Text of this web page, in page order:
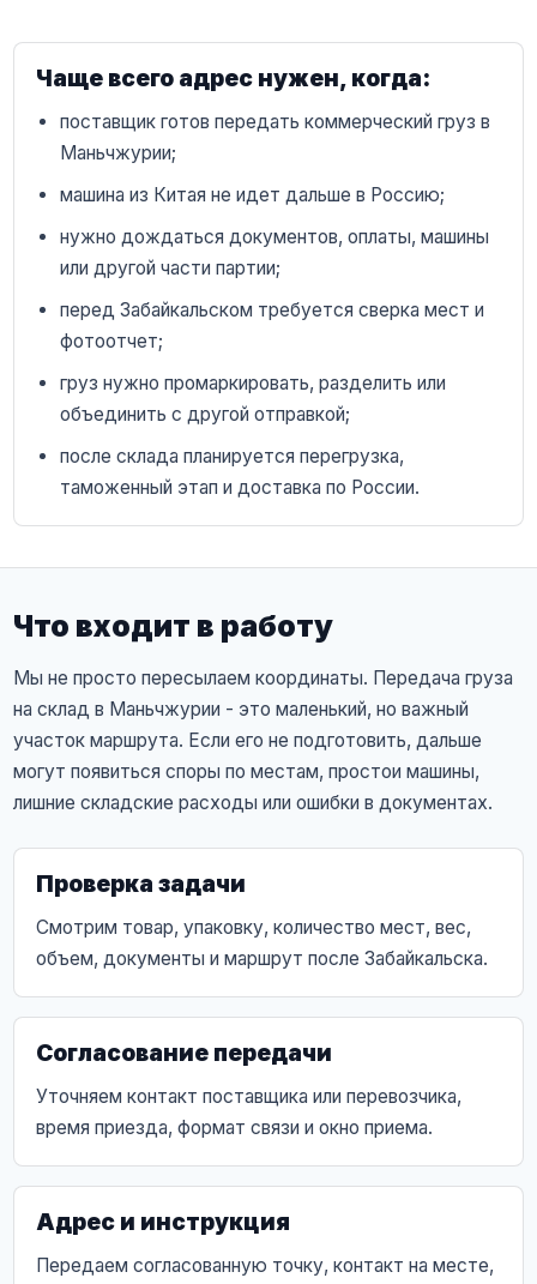
Чаще всего адрес нужен, когда:
поставщик готов передать коммерческий груз в
Маньчжурии;
машина из Китая не идет дальше в Россию;
нужно дождаться документов, оплаты, машины
или другой части партии;
перед Забайкальском требуется сверка мест и
фотоотчет;
груз нужно промаркировать, разделить или
объединить с другой отправкой;
после склада планируется перегрузка,
таможенный этап и доставка по России.
Что входит в работу
Мы не просто пересылаем координаты. Передача груза
на склад в Маньчжурии - это маленький, но важный
участок маршрута. Если его не подготовить, дальше
могут появиться споры по местам, простои машины,
лишние складские расходы или ошибки в документах.
Проверка задачи
Смотрим товар, упаковку, количество мест, вес,
объем, документы и маршрут после Забайкальска.
Согласование передачи
Уточняем контакт поставщика или перевозчика,
время приезда, формат связи и окно приема.
Адрес и инструкция
Передаем согласованную точку, контакт на месте,